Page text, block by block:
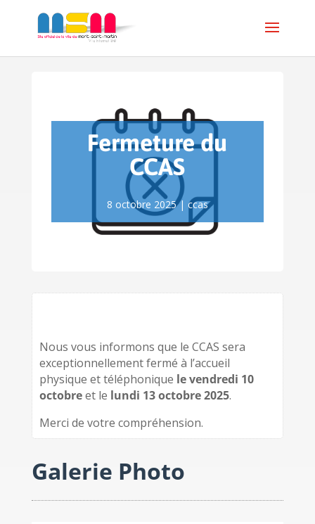
Fermeture du
CCAS
8 octobre 2025| ccas
Nous vous informons que le CCAS sera
exceptionnellement fermé à l’accueil
physique et téléphonique le vendredi 10
octobreet le lundi 13 octobre 2025.
Merci de votre compréhension.
Galerie Photo